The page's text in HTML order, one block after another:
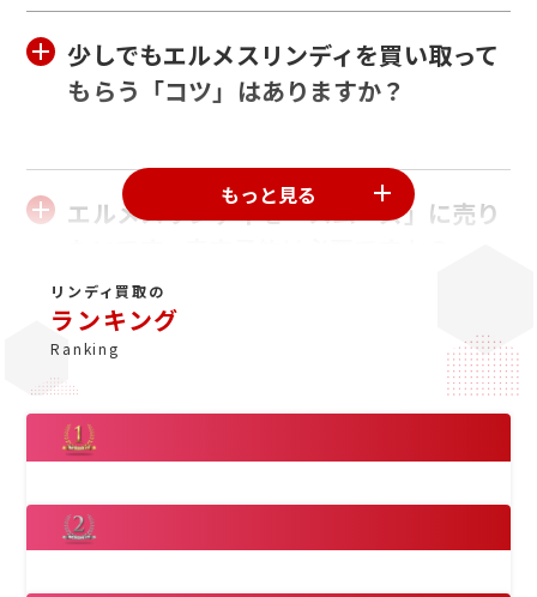
ガーデンパーティ
ドゴン買取
ケリーウォレット
買取
少しでもエルメスリンディを買い取って
もらう「コツ」はありますか？
エルメスリンディを「スムーズ」に売り
もっと見る
リンディ買取の
ランキング
Ranking